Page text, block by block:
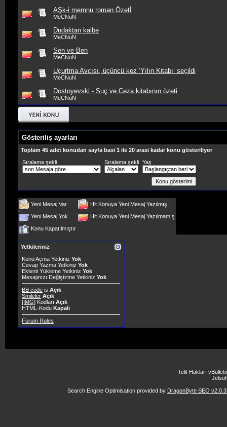
AŞk-i memnu roman Özetİ
MeCNuN
Dudaktan kalbe
MeCNuN
Sen ve Ben
MeCNuN
Uçurtma Avcısı, üçüncü kez ‘Yılın Kitabı’ seçildi
MeCNuN
Dostoyevski - Suç ve Ceza kitabının özeti
MeCNuN
Gösteriliş ayarları
Toplam 45 adet konudan sayfa basi 1 ile 20 arasi kadar konu gösteriliyor
Sıralama şekli
Sıralama şekli Yaş
Yeni Mesaj Var
Hit Konuya Yeni Mesaj Yazılmış
Yeni Mesaj Yok
Hit Konuya Yeni Mesaj Yazılmamış
Konu Kapatılmıştır
Yetkileriniz
Konu Açma Yetkiniz Yok
Cevap Yazma Yetkiniz Yok
Eklenti Yükleme Yetkiniz Yok
Mesajınızı Değiştirme Yetkiniz Yok
BB code is Açık
Smileler Açık
[IMG] Kodları Açık
HTML-Kodu Kapalı
Forum Rules
Telif Hakları
Search Engine Optimisation provided by DragonByte SEO